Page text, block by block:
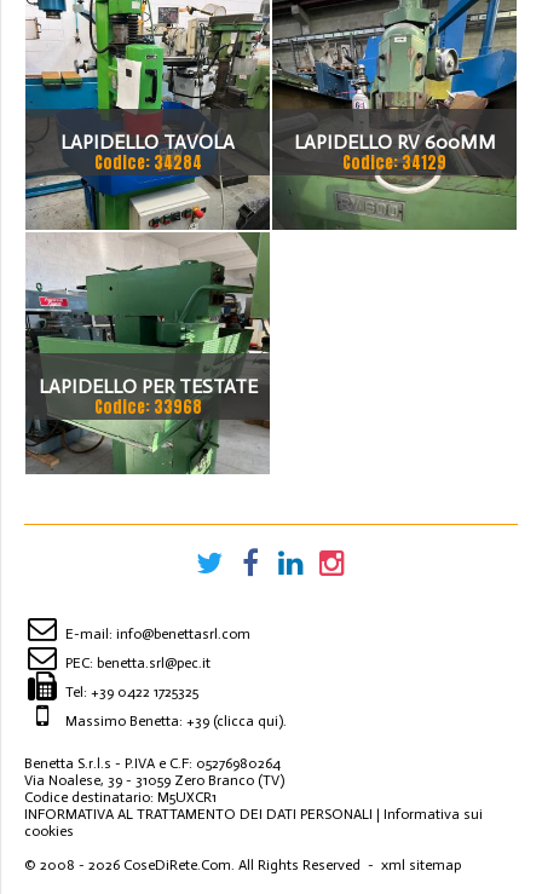
LAPIDELLO TAVOLA
GIREVOLE
Codice: 34284
LAPIDELLO RV 600MM
PIANO
Codice: 34129
LAPIDELLO PER TESTATE
USATO
Codice: 33968
E-mail: info@benettasrl.com
PEC: benetta.srl@pec.it
Tel: +39 0422 1725325
Massimo Benetta: +39 (clicca qui).
Benetta S.r.l.s - P.IVA e C.F: 05276980264
Via Noalese, 39 - 31059 Zero Branco (TV)
Codice destinatario: M5UXCR1
INFORMATIVA AL TRATTAMENTO DEI DATI PERSONALI | Informativa sui
cookies
© 2008 - 2026 CoseDiRete.Com. All Rights Reserved - xml sitemap